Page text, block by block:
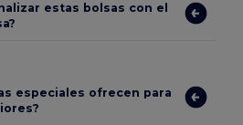
estas bolsas con el
especiales ofrecen para